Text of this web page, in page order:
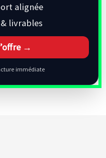
alignée
livrables
→
immédiate